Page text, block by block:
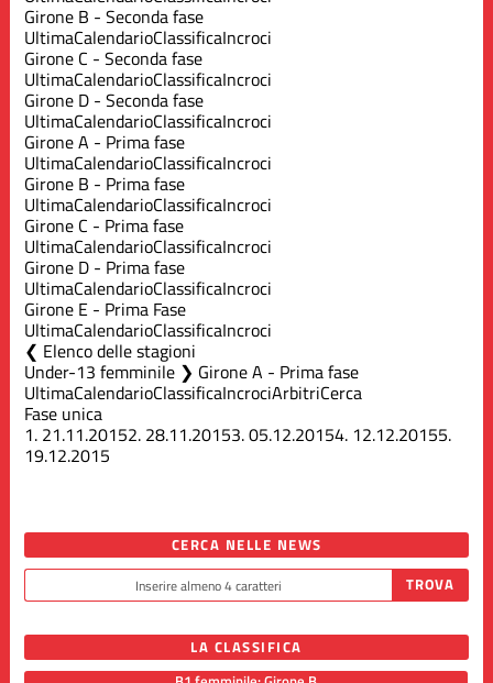
Girone B - Seconda fase
UltimaCalendarioClassificaIncroci
Girone C - Seconda fase
UltimaCalendarioClassificaIncroci
Girone D - Seconda fase
UltimaCalendarioClassificaIncroci
Girone A - Prima fase
UltimaCalendarioClassificaIncroci
Girone B - Prima fase
UltimaCalendarioClassificaIncroci
Girone C - Prima fase
UltimaCalendarioClassificaIncroci
Girone D - Prima fase
UltimaCalendarioClassificaIncroci
Girone E - Prima Fase
UltimaCalendarioClassificaIncroci
Elenco delle stagioni
Under-13 femminile ❯ Girone A - Prima fase
UltimaCalendarioClassificaIncrociArbitriCerca
Fase unica
1. 21.11.20152. 28.11.20153.05.12.20154. 12.12.20155.
19.12.2015
CERCA NELLE NEWS
LA CLASSIFICA